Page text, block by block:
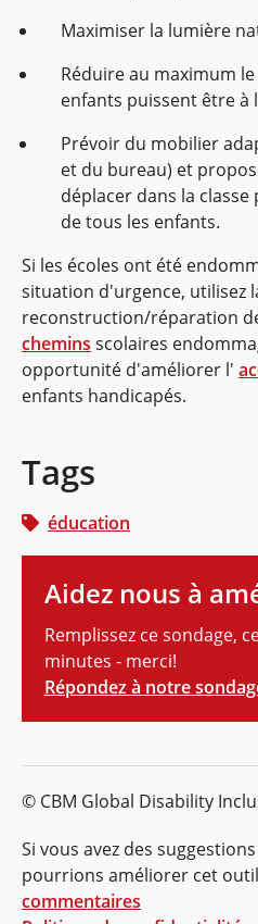
Maximiser la lumière
Réduire au maximum
enfants puissent être à
Prévoir du mobilier
et du bureau) et
déplacer dans la
de tous les enfants.
Si les écoles ont été
situation d'urgence, utilisez
reconstruction/réparation
chemins scolaires
opportunité d'améliorer l'
enfants handicapés.
Tags
éducation
Aidez nous à
Remplissez ce sondage,
minutes - merci!
Répondez à notre
© CBM Global Disability
Si vous avez des
pourrions améliorer cet
commentaires